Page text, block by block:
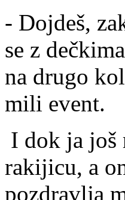
- Dojdeš,
se z
na drugo
mili event.
I dok ja još
rakijicu, a
pozdravlja